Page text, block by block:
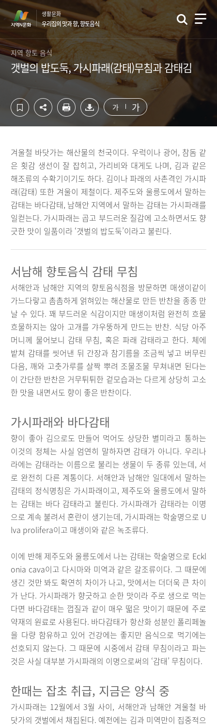
컨
텐
영
역
하
단
역
바
생활문화
우리집의 맛과 향, 향토음식
지역 향토 음식
갯벌의 밥도둑, 가시파래(감태)무침과 감태김
가 가
겨울철 바닷가는 해산물의 천국이다. 우럭이나 광어, 참돔 같
은 횟감 생선이 잘 잡히고, 가리비와 대게도 나며, 김과 같은
해조류의 수확기이기도 하다. 김이나 파래의 사촌격인 가시파
래(감태) 또한 겨울이 제철이다. 제주도와 울릉도에서 말하는
감태는 바다감태, 남해안 지역에서 말하는 감태는 가시파래를
일컫는다. 가시파래는 곱고 부드러운 질감에 고소하면서도 향
긋한 맛이 일품이라 ‘갯벌의 밥도둑’이라고 불린다.
서남해 향토음식 감태 무침
서해안과 남해안 지역의 향토음식점을 방문하면 매생이같이
가느다랗고 촘촘하게 얽혀있는 해산물로 만든 반찬을 종종 만
날 수 있다. 꽤 부드러운 식감이지만 매생이처럼 완전히 흐물
흐물하지는 않아 고개를 갸우뚱하게 만드는 반찬. 식당 아주
머니께 물어보니 감태 무침, 혹은 파래 감태라고 한다. 체에
밭쳐 감태를 씻어낸 뒤 간장과 참기름을 조금씩 넣고 버무린
다음, 깨와 고춧가루를 살짝 뿌려 조물조물 무쳐내면 된다는
이 간단한 반찬은 거무튀튀한 겉모습과는 다르게 상당히 고소
한 맛을 내면서도 향이 좋은 반찬이다.
가시파래와 바다감태
향이 좋아 김으로도 만들어 먹어도 상당한 별미라고 통하는
이것의 정체는 사실 엄연히 말하자면 감태가 아니다. 우리나
라에는 감태라는 이름으로 불리는 생물이 두 종류 있는데, 서
로 완전히 다른 계통이다. 서해안과 남해안 일대에서 말하는
감태의 정식명칭은 가시파래이고, 제주도와 울릉도에서 말하
는 감태는 바다 감태라고 불린다. 가시파래가 감태라는 이명
으로 계속 불려서 혼란이 생기는데, 가시파래는 학술명으로 U
lva prolifera이고 매생이와 같은 녹조류다.
이에 반해 제주도와 울릉도에서 나는 감태는 학술명으로 Eckl
onia cava이고 다시마와 미역과 같은 갈조류이다. 그 때문에
생긴 것만 봐도 확연히 차이가 나고, 맛에서는 더더욱 큰 차이
가 난다. 가시파래가 향긋하고 순한 맛이라 주로 생으로 먹는
다면 바다감태는 껍질과 같이 매우 떫은 맛이기 때문에 주로
약재의 원료로 사용된다. 바다감태가 항산화 성분인 폴리페놀
을 다량 함유하고 있어 건강에는 좋지만 음식으로 먹기에는
선호되지 않는다. 그 때문에 시중에서 감태 무침이라고 파는
것은 사실 대부분 가시파래의 이명으로써의 ‘감태’ 무침이다.
한때는 잡초 취급, 지금은 양식 중
가시파래는 12월에서 3월 사이, 서해안과 남해안 겨울철 바
닷가의 갯벌에서 채집된다. 예전에는 김과 미역만이 집중적으